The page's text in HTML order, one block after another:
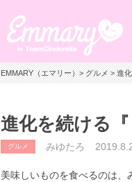
EMMARY（エマリー）>グルメ> 進
進化を続ける
グルメ みゆたろ
美味しいものを食べるのは